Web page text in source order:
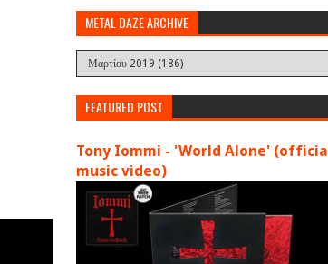
METAL DAZE ARCHIVE
FEATURED POST
Tony Iommi - 'World Alone' (official
music video)